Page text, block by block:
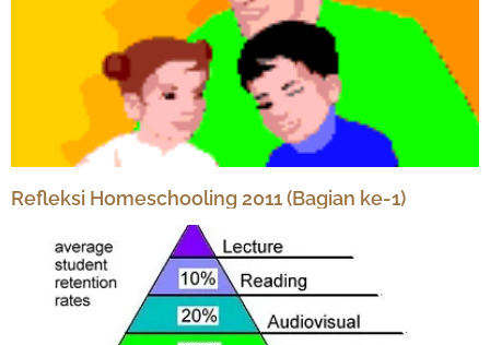
Refleksi Homeschooling 2011 (Bagian ke-1)